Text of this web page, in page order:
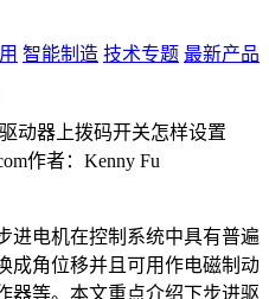
智能制造 技术专题 最新产品
动器上拨码开关怎样设置
作者：Kenny Fu
进电机在控制系统中具有普遍
成角位移并且可用作电磁制动
器等。本文重点介绍下步进驱